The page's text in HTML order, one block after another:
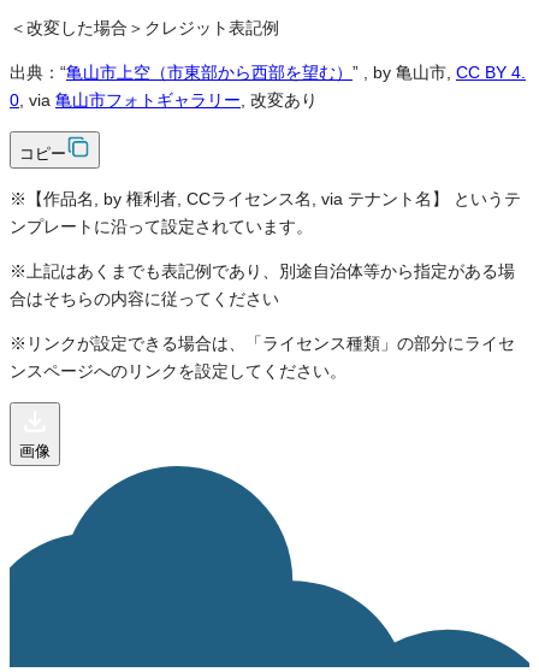
＜改変した場合＞クレジット表記例
出典：“亀山市上空（市東部から西部を望む） ” , by 亀山市, CC BY 4.
0 , via 亀山市フォトギャラリー , 改変あり
コピー
※【作品名, by 権利者, CCライセンス名, via テナント名】 というテ
ンプレートに沿って設定されています。
※上記はあくまでも表記例であり、別途自治体等から指定がある場
合はそちらの内容に従ってください
※リンクが設定できる場合は、「ライセンス種類」の部分にライセ
ンスページへのリンクを設定してください。
画像